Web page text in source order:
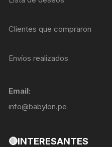
Clientes que compraron
Envíos realizados
Email:
info@babylon.pe
🔴INTERESANTES